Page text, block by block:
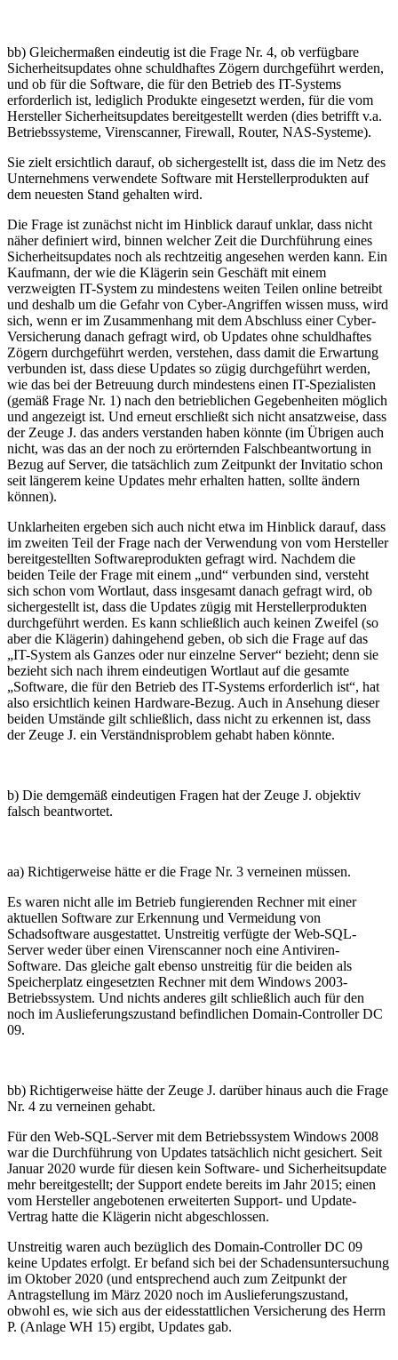
bb) Gleichermaßen eindeutig ist die Frage Nr. 4, ob verfügbare
Sicherheitsupdates ohne schuldhaftes Zögern durchgeführt werden,
und ob für die Software, die für den Betrieb des IT-Systems
erforderlich ist, lediglich Produkte eingesetzt werden, für die vom
Hersteller Sicherheitsupdates bereitgestellt werden (dies betrifft v.a.
Betriebssysteme, Virenscanner, Firewall, Router, NAS-Systeme).
Sie zielt ersichtlich darauf, ob sichergestellt ist, dass die im Netz des
Unternehmens verwendete Software mit Herstellerprodukten auf
dem neuesten Stand gehalten wird.
Die Frage ist zunächst nicht im Hinblick darauf unklar, dass nicht
näher definiert wird, binnen welcher Zeit die Durchführung eines
Sicherheitsupdates noch als rechtzeitig angesehen werden kann. Ein
Kaufmann, der wie die Klägerin sein Geschäft mit einem
verzweigten IT-System zu mindestens weiten Teilen online betreibt
und deshalb um die Gefahr von Cyber-Angriffen wissen muss, wird
sich, wenn er im Zusammenhang mit dem Abschluss einer Cyber-
Versicherung danach gefragt wird, ob Updates ohne schuldhaftes
Zögern durchgeführt werden, verstehen, dass damit die Erwartung
verbunden ist, dass diese Updates so zügig durchgeführt werden,
wie das bei der Betreuung durch mindestens einen IT-Spezialisten
(gemäß Frage Nr. 1) nach den betrieblichen Gegebenheiten möglich
und angezeigt ist. Und erneut erschließt sich nicht ansatzweise, dass
der Zeuge J. das anders verstanden haben könnte (im Übrigen auch
nicht, was das an der noch zu erörternden Falschbeantwortung in
Bezug auf Server, die tatsächlich zum Zeitpunkt der Invitatio schon
seit längerem keine Updates mehr erhalten hatten, sollte ändern
können).
Unklarheiten ergeben sich auch nicht etwa im Hinblick darauf, dass
im zweiten Teil der Frage nach der Verwendung von vom Hersteller
bereitgestellten Softwareprodukten gefragt wird. Nachdem die
beiden Teile der Frage mit einem „und“ verbunden sind, versteht
sich schon vom Wortlaut, dass insgesamt danach gefragt wird, ob
sichergestellt ist, dass die Updates zügig mit Herstellerprodukten
durchgeführt werden. Es kann schließlich auch keinen Zweifel (so
aber die Klägerin) dahingehend geben, ob sich die Frage auf das
„IT-System als Ganzes oder nur einzelne Server“ bezieht; denn sie
bezieht sich nach ihrem eindeutigen Wortlaut auf die gesamte
„Software, die für den Betrieb des IT-Systems erforderlich ist“, hat
also ersichtlich keinen Hardware-Bezug. Auch in Ansehung dieser
beiden Umstände gilt schließlich, dass nicht zu erkennen ist, dass
der Zeuge J. ein Verständnisproblem gehabt haben könnte.
b) Die demgemäß eindeutigen Fragen hat der Zeuge J. objektiv
falsch beantwortet.
aa) Richtigerweise hätte er die Frage Nr. 3 verneinen müssen.
Es waren nicht alle im Betrieb fungierenden Rechner mit einer
aktuellen Software zur Erkennung und Vermeidung von
Schadsoftware ausgestattet. Unstreitig verfügte der Web-SQL-
Server weder über einen Virenscanner noch eine Antiviren-
Software. Das gleiche galt ebenso unstreitig für die beiden als
Speicherplatz eingesetzten Rechner mit dem Windows 2003-
Betriebssystem. Und nichts anderes gilt schließlich auch für den
noch im Auslieferungszustand befindlichen Domain-Controller DC
09.
bb) Richtigerweise hätte der Zeuge J. darüber hinaus auch die Frage
Nr. 4 zu verneinen gehabt.
Für den Web-SQL-Server mit dem Betriebssystem Windows 2008
war die Durchführung von Updates tatsächlich nicht gesichert. Seit
Januar 2020 wurde für diesen kein Software- und Sicherheitsupdate
mehr bereitgestellt; der Support endete bereits im Jahr 2015; einen
vom Hersteller angebotenen erweiterten Support- und Update-
Vertrag hatte die Klägerin nicht abgeschlossen.
Unstreitig waren auch bezüglich des Domain-Controller DC 09
keine Updates erfolgt. Er befand sich bei der Schadensuntersuchung
im Oktober 2020 (und entsprechend auch zum Zeitpunkt der
Antragstellung im März 2020 noch im Auslieferungszustand,
obwohl es, wie sich aus der eidesstattlichen Versicherung des Herrn
P. (Anlage WH 15) ergibt, Updates gab.